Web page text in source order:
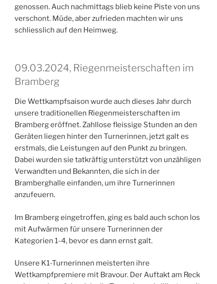
genossen. Auch nachmittags blieb keine Piste von uns
verschont. Müde, aber zufrieden machten wir uns
schliesslich auf den Heimweg.
09.03.2024, Riegenmeisterschaften im
Bramberg
Die Wettkampfsaison wurde auch dieses Jahr durch
unsere traditionellen Riegenmeisterschaften im
Bramberg eröffnet. Zahllose fleissige Stunden an den
Geräten liegen hinter den Turnerinnen, jetzt galt es
erstmals, die Leistungen auf den Punkt zu bringen.
Dabei wurden sie tatkräftig unterstützt von unzähligen
Verwandten und Bekannten, die sich in der
Bramberghalle einfanden, um ihre Turnerinnen
anzufeuern.
Im Bramberg eingetroffen, ging es bald auch schon los
mit Aufwärmen für unsere Turnerinnen der
Kategorien 1-4, bevor es dann ernst galt.
Unsere K1-Turnerinnen meisterten ihre
Wettkampfpremiere mit Bravour. Der Auftakt am Reck